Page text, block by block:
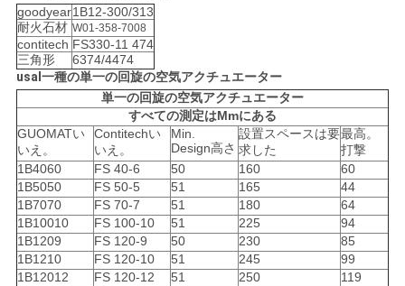
地
図
PRIVACY
POLICY
goodyear1B12-300/313
耐火石材 W01-358-7008
contitech FS330-11 474
三角形
6374/4474
usal一種の単一の回旋の空気アクチュエーター
単一の回旋の空気アクチュエーター
すべての測定はMmにある
GUOMATい
いえ。
Contitechい
いえ。
Min.
Design高さ
設置スペースは要
求した
最高。
打撃
1B4060
FS 40-6 50 160
60
1B5050
FS 50-5 51 165
44
1B7070
FS 70-7 51 180
64
1B10010
FS 100-10 51 225
94
1B1209
FS 120-9 50 230
85
1B1210
FS 120-10 51 245
99
1B12012
FS 120-12 51 250
119